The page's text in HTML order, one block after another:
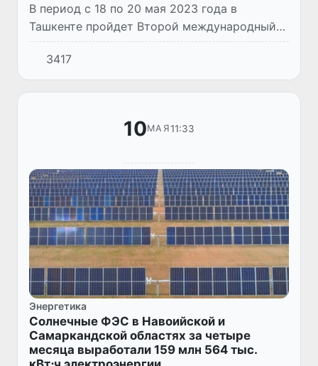
В период с 18 по 20 мая 2023 года в
Ташкенте пройдет Второй международный
энергетический форум Узбекистана.
Организатором выступает международная
выставочная компания Iteca Exhibit...
3417
10МАЯ11:33
Энергетика
Солнечные ФЭС в Навоийской и
Самаркандской областях за четыре
месяца выработали 159 млн 564 тыс.